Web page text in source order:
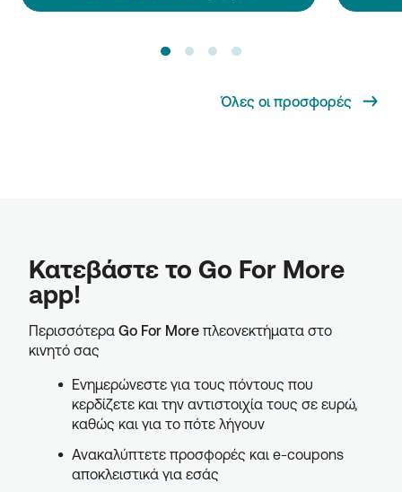
Όλες οι προσφορές
Κατεβάστε το Go For More
app!
Περισσότερα Go For More πλεονεκτήματα στο
κινητό σας
Ενημερώνεστε για τους πόντους που
κερδίζετε και την αντιστοιχία τους σε ευρώ,
καθώς και για το πότε λήγουν
Ανακαλύπτετε προσφορές και e-coupons
αποκλειστικά για εσάς